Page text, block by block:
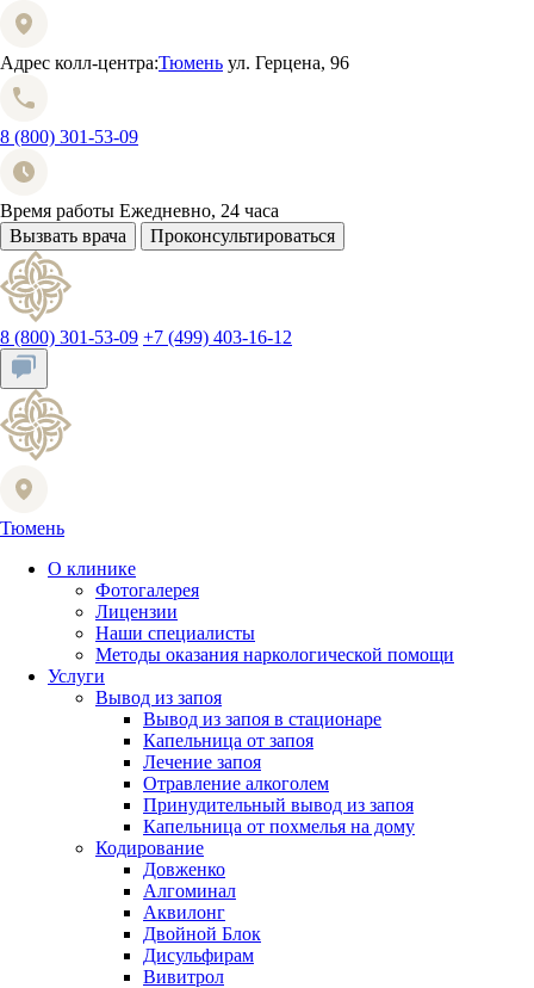
Адрес колл-центра:Тюмень ул. Герцена, 96
8 (800) 301-53-09
Время работы Ежедневно, 24 часа
Вызвать врача
Проконсультироваться
8 (800) 301-53-09 +7 (499) 403-16-12
Тюмень
О клинике
Фотогалерея
Лицензии
Наши специалисты
Методы оказания наркологической помощи
Услуги
Вывод из запоя
Вывод из запоя в стационаре
Капельница от запоя
Лечение запоя
Отравление алкоголем
Принудительный вывод из запоя
Капельница от похмелья на дому
Кодирование
Довженко
Алгоминал
Аквилонг
Двойной Блок
Дисульфирам
Вивитрол